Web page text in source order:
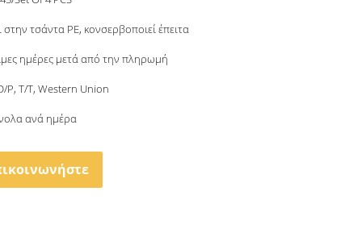
στην τσάντα PE, κονσερβοποιεί έπειτα
ημέρες μετά από την πληρωμή
P, T/T, Western Union
ανά ημέρα